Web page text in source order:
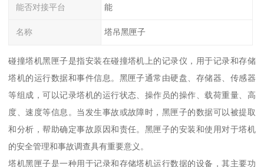
能否对接平台 能
名称 塔吊黑匣子
碰撞塔机黑匣子是指安装在碰撞塔机上的记录仪，用于记录和存储
塔机的运行数据和事件信息。黑匣子通常由硬盘、存储器、传感器
等组成，可以记录塔机的运行状态、操作员的操作、载荷重量、高
度、速度等信息。当发生事故或故障时，黑匣子的数据可以被提取
和分析，帮助确定事故原因和责任。黑匣子的安装和使用对于塔机
的安全管理和事故调查具有重要意义。
塔机黑匣子是一种用于记录和存储塔机运行数据的设备，其主要功